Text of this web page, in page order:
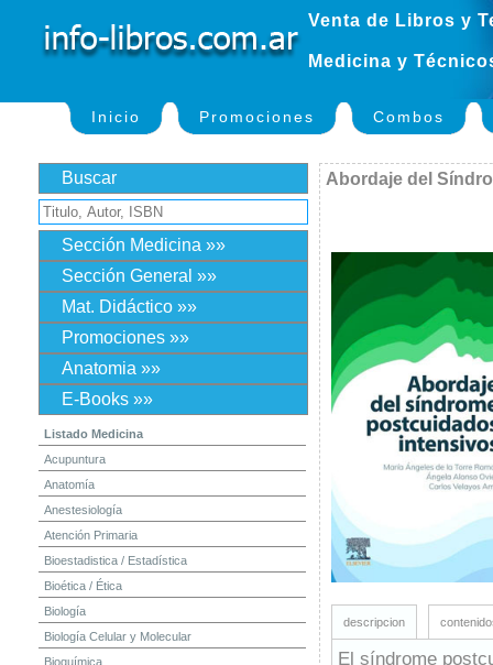
Venta de Libros y
Medicina y
Inicio Promociones Combos
Buscar
Sección Medicina »»
Sección General »»
Mat. Didáctico »»
Promociones »»
Anatomia »»
E-Books »»
Listado Medicina
Acupuntura
Anatomía
Anestesiología
Atención Primaria
Bioestadistica / Estadística
Bioética / Ética
Biología
Biología Celular y Molecular
Bioquímica
Abordaje del
descripcion
El síndrome